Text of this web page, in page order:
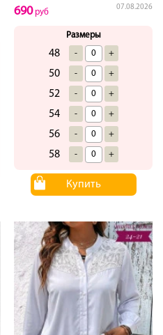
07.08.2026
690руб
Размеры
48 - +
50 - +
52 - +
54 - +
56 - +
58 - +
Купить